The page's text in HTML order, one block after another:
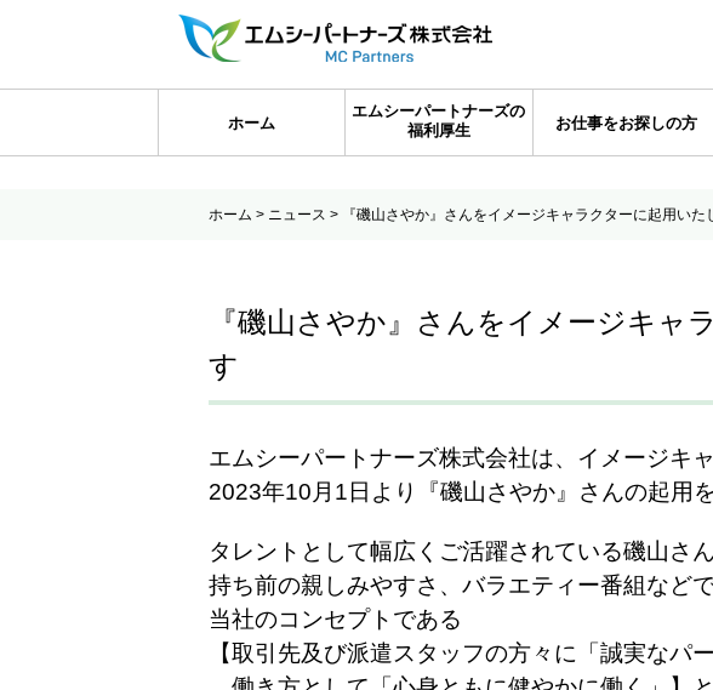
ホーム
エムシーパートナーズの
福利厚生
お仕事をお探しの方
ホーム > ニュース > 『磯山さやか』さんをイメージキャラクターに起用いた
『磯山さやか』さんをイメージキャ
す
エムシーパートナーズ株式会社は、イメージキ
2023年10月1日より『磯山さやか』さんの起用
タレントとして幅広くご活躍されている磯山さ
持ち前の親しみやすさ、バラエティー番組など
当社のコンセプトである
【取引先及び派遣スタッフの方々に 「誠実なパ